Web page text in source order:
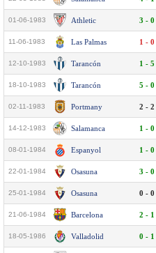
01-06-1983 Athletic 3 - 0
11-06-1983 Las Palmas 1 - 0
12-10-1983 Tarancón 1 - 5
18-10-1983 Tarancón 5 - 0
02-11-1983 Portmany 2 - 2
14-12-1983 Salamanca 1 - 0
08-01-1984 Espanyol 1 - 0
22-01-1984 Osasuna 3 - 0
25-01-1984 Osasuna 0 - 0
21-06-1984 Barcelona 2 - 1
18-05-1986 Valladolid 0 - 1